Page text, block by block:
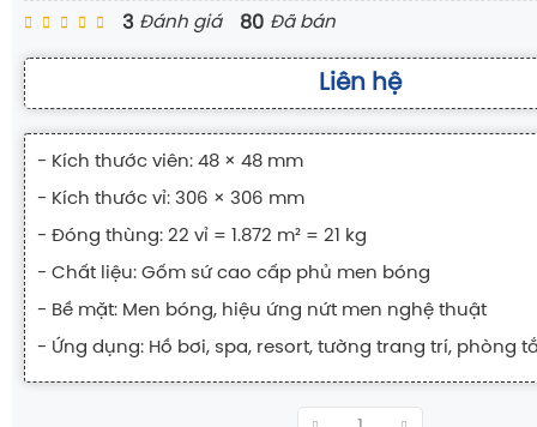
3 Đánh giá 80 Đã bán
Liên hệ
- Kích thước viên: 48 × 48 mm
- Kích thước vỉ: 306 × 306 mm
- Đóng thùng: 22 vỉ = 1.872 m² = 21 kg
- Chất liệu: Gốm sứ cao cấp phủ men bóng
- Bề mặt: Men bóng, hiệu ứng nứt men nghệ thuật
- Ứng dụng: Hồ bơi, spa, resort, tường trang trí, phòng